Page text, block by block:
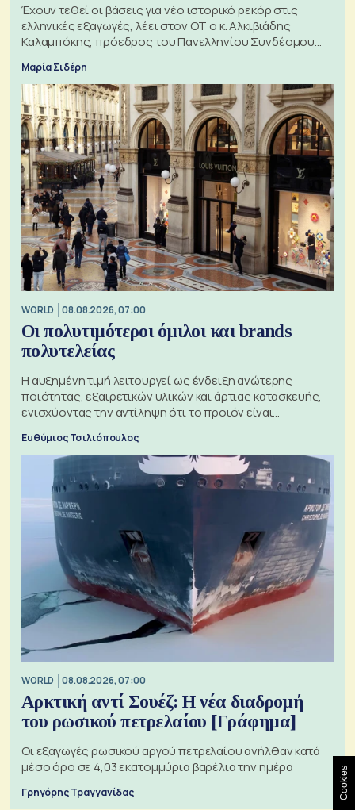
Έχουν τεθεί οι βάσεις για νέο ιστορικό ρεκόρ στις
ελληνικές εξαγωγές, λέει στον ΟΤ ο κ. Αλκιβιάδης
Καλαμπόκης, πρόεδρος του Πανελληνίου Συνδέσμου
Μαρία Σιδέρη
WORLD 08.08.2026, 07:00
Οι πολυτιμότεροι όμιλοι και brands
πολυτελείας
Η αυξημένη τιμή λειτουργεί ως ένδειξη ανώτερης
ποιότητας, εξαιρετικών υλικών και άρτιας κατασκευής,
ενισχύοντας την αντίληψη ότι το προϊόν είναι
Ευθύμιος Τσιλιόπουλος
WORLD 08.08.2026, 07:00
Αρκτική αντί Σουέζ: Η νέα διαδρομή
του ρωσικού πετρελαίου [Γράφημα]
Οι εξαγωγές ρωσικού αργού πετρελαίου ανήλθαν κατά
μέσο όρο σε 4,03 εκατομμύρια βαρέλια την ημέρα
Γρηγόρης Τραγγανίδας Cookies